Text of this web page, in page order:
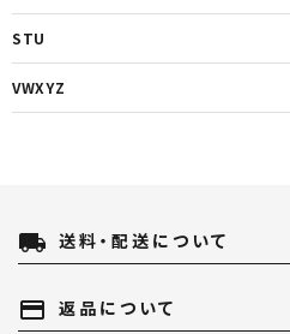
STU
VWXYZ
local_shipping 送料・配送について
payment 返品について